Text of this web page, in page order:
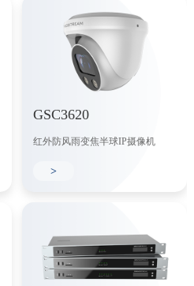
GSC3620
红外防风雨变焦半球IP摄像机
>